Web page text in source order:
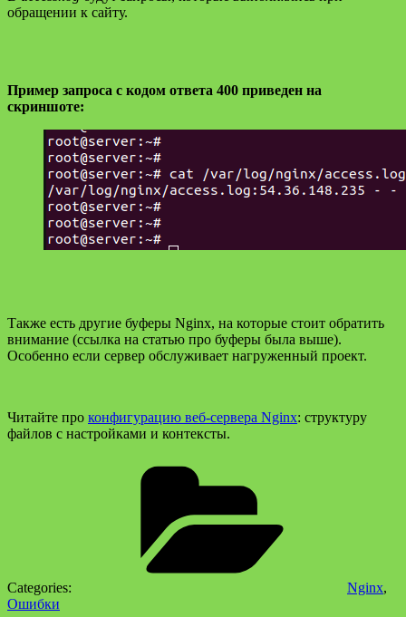
обращении к сайту.
Пример запроса с кодом ответа 400 приведен на
скриншоте:
Также есть другие буферы Nginx, на которые стоит обратить
внимание (ссылка на статью про буферы была выше).
Особенно если сервер обслуживает нагруженный проект.
Читайте про конфигурацию веб-сервера Nginx: структуру
файлов с настройками и контексты.
Categories: Nginx,
Ошибки